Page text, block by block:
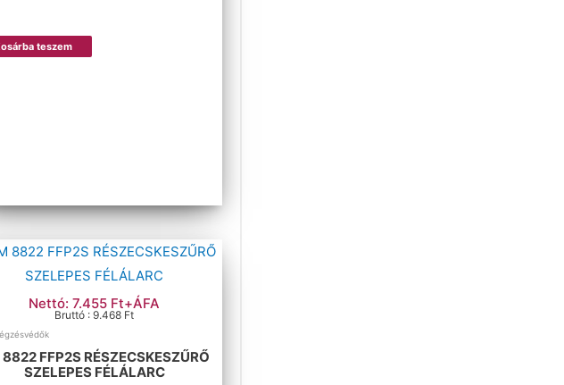
teszem
Nettó: 7.455 Ft+ÁFA
Bruttó : 9.468 Ft
FFP2S RÉSZECSKESZŰRŐ
SZELEPES FÉLÁLARC